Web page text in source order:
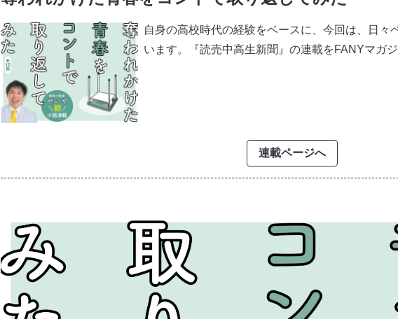
自身の高校時代の経験をベースに、今回は、日々
います。『読売中高生新聞』の連載をFANYマガジ
連載ページへ